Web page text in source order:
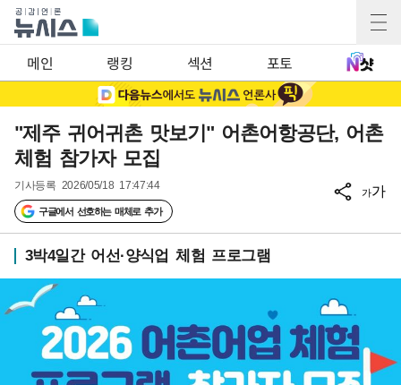
메인 랭킹 섹션 포토
"제주 귀어귀촌 맛보기" 어촌어항공단, 어촌
체험 참가자 모집
기사등록 2026/05/18 17:47:44
구글에서 선호하는 매체로 추가
가가
3박4일간 어선·양식업 체험 프로그램